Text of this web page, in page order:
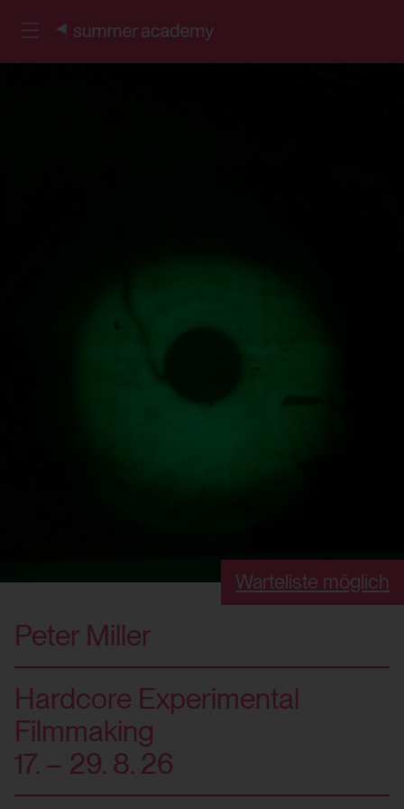
Warteliste möglich
Peter Miller
Hardcore Experimental
Filmmaking
17. – 29. 8. 26